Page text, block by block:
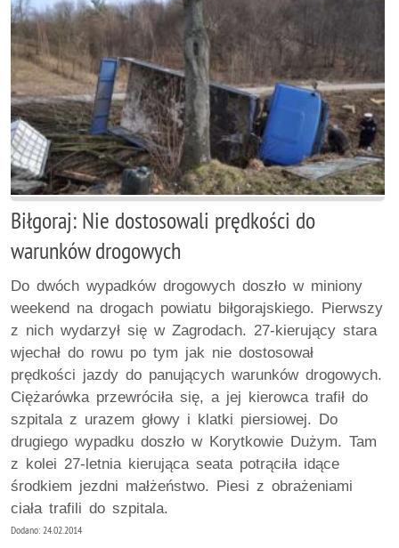
Biłgoraj: Nie dostosowali prędkości do
warunków drogowych
Do dwóch wypadków drogowych doszło w miniony
weekend na drogach powiatu biłgorajskiego. Pierwszy
z nich wydarzył się w Zagrodach. 27-kierujący stara
wjechał do rowu po tym jak nie dostosował
prędkości jazdy do panujących warunków drogowych.
Ciężarówka przewróciła się, a jej kierowca trafił do
szpitala z urazem głowy i klatki piersiowej. Do
drugiego wypadku doszło w Korytkowie Dużym. Tam
z kolei 27-letnia kierująca seata potrąciła idące
środkiem jezdni małżeństwo. Piesi z obrażeniami
ciała trafili do szpitala.
Dodano: 24.02.2014